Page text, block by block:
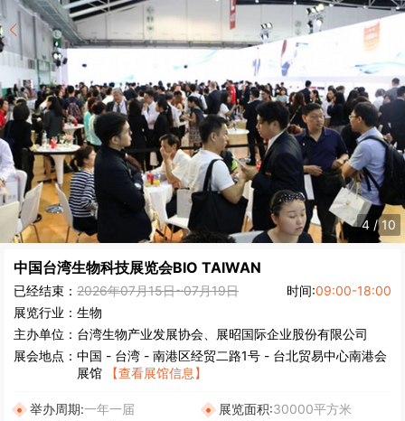
5 /10
中国台湾生物科技展览会BIO TAIWAN
已经结束： 2026年07月15日~07月19日 时间:09:00-18:00
展览行业： 生物
主办单位： 台湾生物产业发展协会、展昭国际企业股份有限公司
展会地点： 中国 - 台湾 - 南港区经贸二路1号 - 台北贸易中心南港会
展馆
【查看展馆信息】
举办周期:一年一届 展览面积:30000平方米